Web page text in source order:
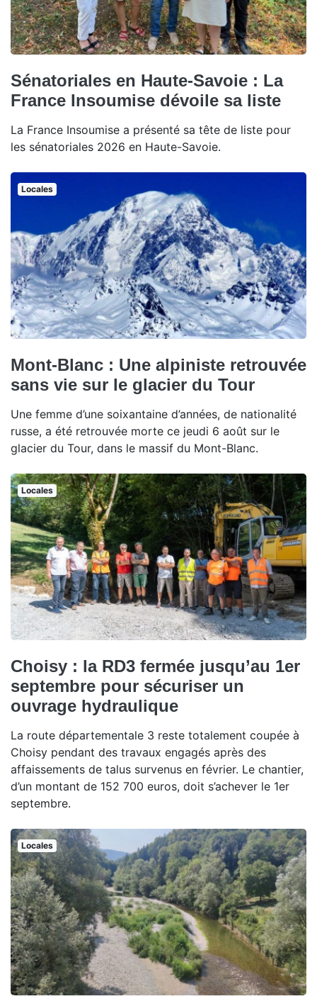
Sénatoriales en Haute-Savoie : La
France Insoumise dévoile sa liste
La France Insoumise a présenté sa tête de liste pour
les sénatoriales 2026 en Haute-Savoie.
Locales
Mont-Blanc : Une alpiniste retrouvée
sans vie sur le glacier du Tour
Une femme d’une soixantaine d’années, de nationalité
russe, a été retrouvée morte ce jeudi 6 août sur le
glacier du Tour, dans le massif du Mont-Blanc.
Locales
Choisy : la RD3 fermée jusqu’au 1er
septembre pour sécuriser un
ouvrage hydraulique
La route départementale 3 reste totalement coupée à
Choisy pendant des travaux engagés après des
affaissements de talus survenus en février. Le chantier,
d’un montant de 152 700 euros, doit s’achever le 1er
septembre.
Locales